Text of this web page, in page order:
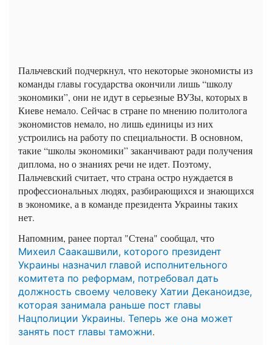
Пальчевский подчеркнул, что некоторые экономисты из
команды главы государства окончили лишь “школу
экономики”, они не идут в серьезные ВУЗы, которых в
Киеве немало. Сейчас в стране по мнению политолога
экономистов немало, но лишь единицы из них
устроились на работу по специальности. В основном,
такие “школы экономики” заканчивают ради получения
диплома, но о знаниях речи не идет. Поэтому,
Пальчевский считает, что страна остро нуждается в
профессиональных людях, разбирающихся и знающихся
в экономике, а в команде президента Украины таких
нет.
Напомним, ранее портал "Стена" сообщал, что
Михеил Саакашвили, которого президент
Украины назначил главой исполнительного
комитета по реформам, потребовал дать
должность своему человеку Хатии Деканоидзе,
которая занимала раньше пост главы
Нацполиции Украины. Теперь же она может
занять пост главы таможни.